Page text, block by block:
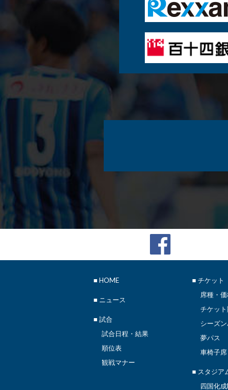
■ HOME
■ ニュース
■ 試合
試合日程・結果
順位表
観戦マナー
■ チケット
席種・
チケッ
シーズン
夢パス
車椅子
■ スタジア
四国化